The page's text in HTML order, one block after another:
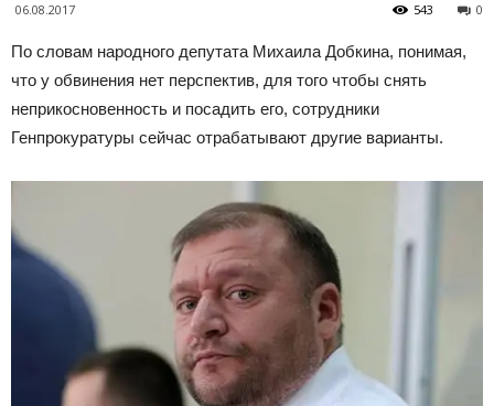
06.08.2017 0
543
По словам народного депутата Михаила Добкина, понимая,
что у обвинения нет перспектив, для того чтобы снять
неприкосновенность и посадить его, сотрудники
Генпрокуратуры сейчас отрабатывают другие варианты.